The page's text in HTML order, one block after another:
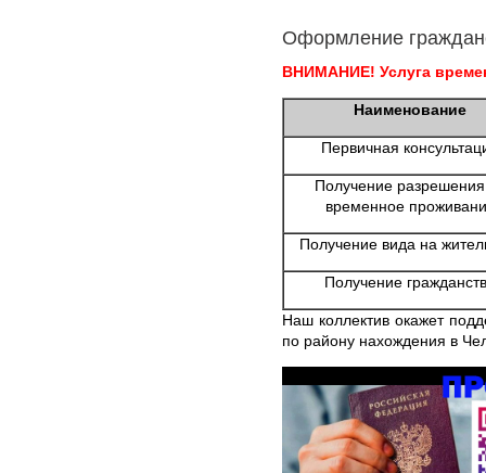
Оформление
ВНИМАНИЕ! Услуга
Наименование
Первичная
Получение
временное
Получение вида на
Получение
Наш коллектив окажет
по району нахождения в